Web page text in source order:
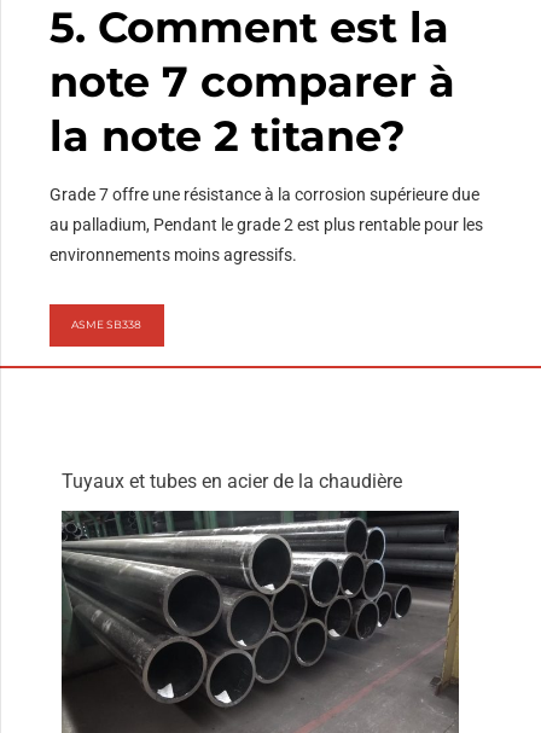
5. Comment est la
note 7 comparer à
la note 2 titane?
Grade 7 offre une résistance à la corrosion supérieure due
au palladium, Pendant le grade 2 est plus rentable pour les
environnements moins agressifs.
ASME SB338
Tuyaux et tubes en acier de la chaudière